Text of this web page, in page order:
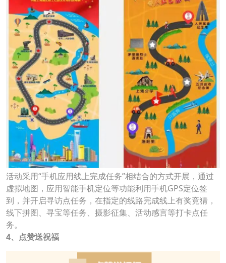
活动采用“手机应用线上完成任务”相结合的方式开展，通过
虚拟地图，应用智能手机定位等功能利用手机GPS定位签
到，并开启寻访点任务，在指定的线路完成线上有奖竞猜，
线下拼图、寻宝等任务、摄影征集、活动感言等打卡点任
务。
4、点赞送祝福